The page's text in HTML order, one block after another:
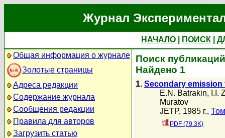
Журнал
НАЧАЛО ПОИСК
Общая информация о журнале
Золотые страницы
Адреса редакции
Содержание журнала
Сообщения редакции
Правила для авторов
Загрузить статью
Поиск
Найдено 1
1. Secondary emission
E.N. Batrakin, I.I.
Muratov
JETP, 1985 г.,
PDF (79.3K)